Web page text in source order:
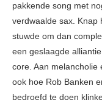
pakkende song met
verdwaalde sax. Knap
stuwde om dan
een geslaagde
core. Aan melancholie
ook hoe Rob Banken
bedroefd te doen